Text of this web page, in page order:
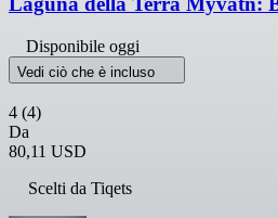
Disponibile oggi
Vedi ciò che è incluso
4 (4)
Da
80,11 USD
Scelti da Tiqets